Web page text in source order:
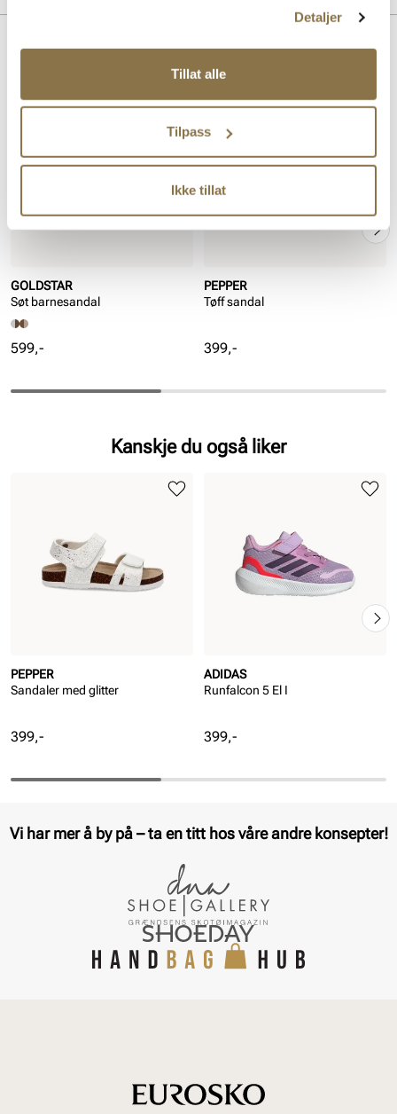
Detaljer
Tillat alle
Tilpass
Ikke tillat
For:Textil
GOLDSTAR
Søt barnesandal
Pris
599,-
PEPPER
Tøff sandal
Pris
399,-
Kanskje du også liker
PEPPER
Sandaler med glitter
Pris
399,-
ADIDAS
Runfalcon 5 El I
Pris
399,-
Vi har mer å by på – ta en titt hos våre andre konsepter!